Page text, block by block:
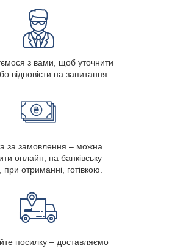
з вами, щоб уточнити
відповісти на запитання.
за замовлення – можна
онлайн, на банківську
при отриманні, готівкою.
посилку – доставляємо